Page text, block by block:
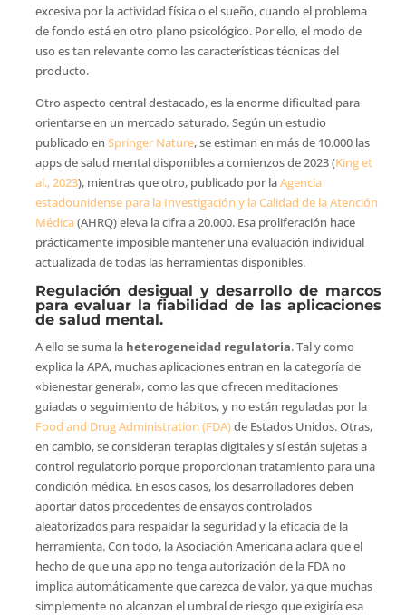
excesiva por la actividad física o el sueño, cuando el problema
de fondo está en otro plano psicológico. Por ello, el modo de
uso es tan relevante como las características técnicas del
producto.
Otro aspecto central destacado, es la enorme dificultad para
orientarse en un mercado saturado. Según un estudio
publicado en Springer Nature, se estiman en más de 10.000 las
apps de salud mental disponibles a comienzos de 2023 (King et
al., 2023), mientras que otro, publicado por laAgencia
estadounidense para la Investigación y la Calidad de la Atención
Médica(AHRQ) eleva la cifra a 20.000. Esa proliferación hace
prácticamente imposible mantener una evaluación individual
actualizada de todas las herramientas disponibles.
Regulación desigual y desarrollo de marcos
para evaluar la fiabilidad de las aplicaciones
de salud mental.
A ello se suma la heterogeneidad regulatoria. Tal y como
explica la APA, muchas aplicaciones entran en la categoría de
«bienestar general», como las que ofrecen meditaciones
guiadas o seguimiento de hábitos, y no están reguladas por la
Food and Drug Administration (FDA)de Estados Unidos. Otras,
en cambio, se consideran terapias digitales y sí están sujetas a
control regulatorio porque proporcionan tratamiento para una
condición médica. En esos casos, los desarrolladores deben
aportar datos procedentes de ensayos controlados
aleatorizados para respaldar la seguridad y la eficacia de la
herramienta. Con todo, la Asociación Americana aclara que el
hecho de que una app no tenga autorización de la FDA no
implica automáticamente que carezca de valor, ya que muchas
simplemente no alcanzan el umbral de riesgo que exigiría esa